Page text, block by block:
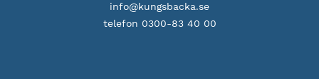
info@kungsbacka.se
telefon 0300-83 40 00